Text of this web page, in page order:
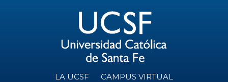
LA UCSF CAMPUS VIRTUAL